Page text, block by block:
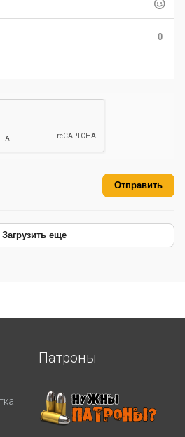
0
Отправить
еще
Патроны